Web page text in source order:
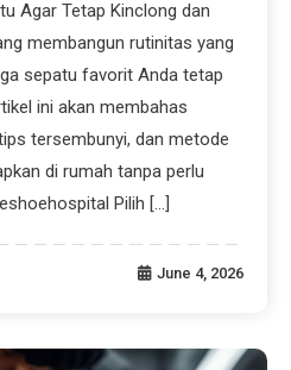
Agar Tetap Kinclong dan
membangun rutinitas yang
sepatu favorit Anda tetap
ini akan membahas
tersembunyi, dan metode
di rumah tanpa perlu
Pilih […]
June 4, 2026